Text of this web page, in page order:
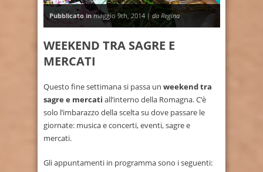
Pubblicato inmaggio 9th, 2014 | da Regina
WEEKEND TRA SAGRE E
MERCATI
Questo fine settimana si passa un weekend tra
sagre e mercati all’interno della Romagna. C’è
solo l’imbarazzo della scelta su dove passare le
giornate: musica e concerti, eventi, sagre e
mercati.
Gli appuntamenti in programma sono i seguenti: